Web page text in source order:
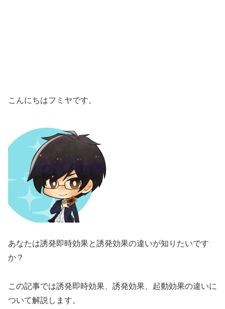
こんにちはフミヤです。
あなたは誘発即時効果と誘発効果の違いが知りたいです
か？
この記事では誘発即時効果、誘発効果、起動効果の違いに
ついて解説します。